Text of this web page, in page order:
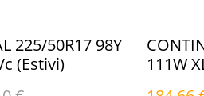
225/50R17 98Y
(Estivi)
%
111W